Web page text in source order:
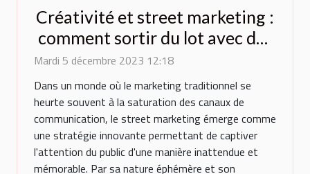
Créativité et street marketing :
comment sortir du lot avec des
ballons originaux ?
Mardi 5 décembre 2023 12:18
Dans un monde où le marketing traditionnel se
heurte souvent à la saturation des canaux de
communication, le street marketing émerge comme
une stratégie innovante permettant de captiver
l'attention du public d'une manière inattendue et
mémorable. Par sa nature éphémère et son